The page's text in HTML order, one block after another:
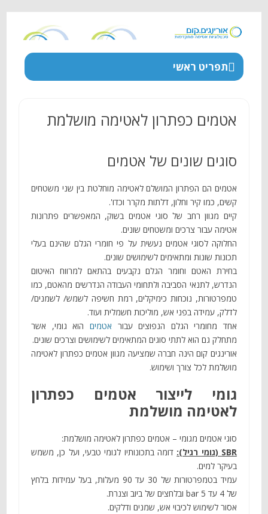
תפריט ראשי
אטמים כפתרון לאטימה מושלמת
סוגים שונים של אטמים
אטמים הם הפתרון המושלם לאטימה מוחלטת בין שני משטחים
קשים, כמו קיר וחלון, דלתות מקרר וכדו'.
קיים מגוון רחב של סוגי אטמים בשוק, המאפשרים פתרונות
אטימה עבור צרכים ומשטחים שונים.
החלוקה לסוגי אטמים נעשית על פי חומרי הגלם שהינם בעלי
תכונות שונות ומתאימים לשימושים שונים.
בחירת האטם וחומר הגלם נקבעים בהתאם למרווח האיטום
הנדרש, לתנאי הסביבה ולתחומי העבודה הנדרשים מהאטם, כמו
טמפרטורות, נוכחות כימיקלים, רמת חשיפה לשמש/ לשמנים/
לדלק, עמידה בפני אש, מוליכות חשמלית ועוד.
אחד מחומרי הגלם הנפוצים עבור אטמים הוא גומי, אשר
מתחלק גם הוא לתתי סוגים המתאימים לשימושים וצרכים שונים.
אורינגים קום הינה חברה שמציעה מגוון אטמים כפתרון לאטימה
מושלמת לכל צורך ושימוש.
גומי לייצור אטמים כפתרון
לאטימה מושלמת
סוגי אטמים מגומי – אטמים כפתרון לאטימה מושלמת:
SBR (גומי רגיל):
דומה בתכונותיו לגומי טבעי, ועל כן, משמש
בעיקר למים.
עמיד בטמפרטורות של 30 עד 90 מעלות, בעל עמידות בלחץ
של 4 עד 5 bar ובלחצים של ביוב וצנרת.
אסור לשימוש לכיבוי אש, שמנים ודלקים.